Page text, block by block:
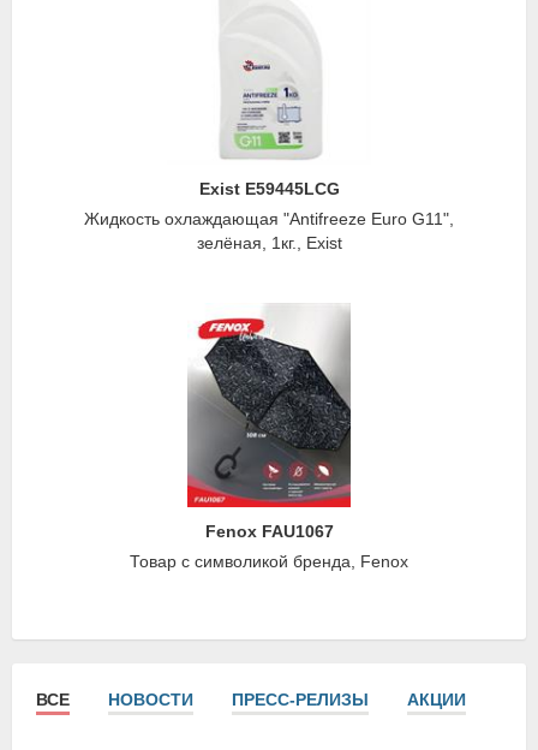
Exist E59445LCG
Жидкость охлаждающая "Antifreeze Euro G11",
зелёная, 1кг., Exist
Fenox FAU1067
Товар с символикой бренда, Fenox
ВСЕ НОВОСТИ ПРЕСС-РЕЛИЗЫ АКЦИИ